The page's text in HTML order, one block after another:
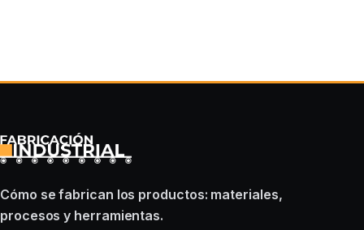
Cómo se fabrican los productos: materiales,
procesos y herramientas.